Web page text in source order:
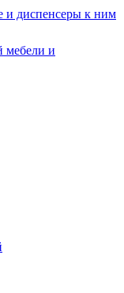
и диспенсеры к ним
мебели и